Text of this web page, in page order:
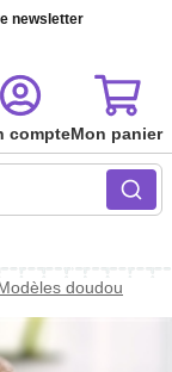
newsletter
compteMon panier
doudou